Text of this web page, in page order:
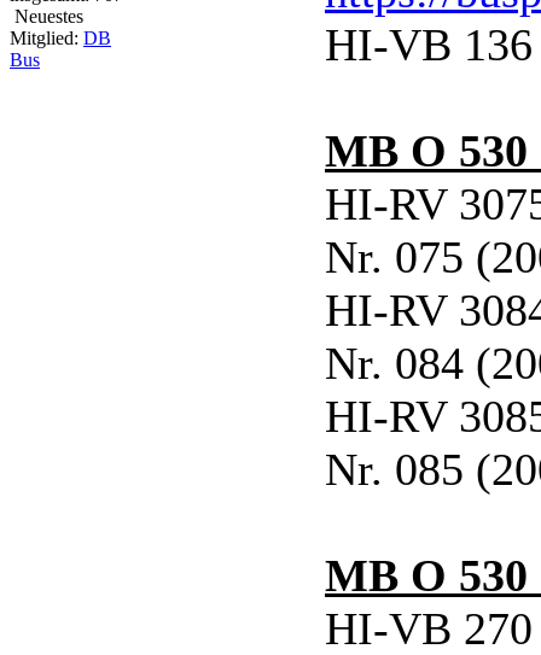
Neuestes
Mitglied: DB
Bus
HI-VB
MB O
HI-RV
Nr. 075
HI-RV
Nr. 084
HI-RV
Nr. 085
MB O
HI-VB